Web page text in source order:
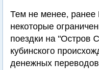
Тем не менее, ранее
некоторые
поездки на "Остров
кубинского
денежных